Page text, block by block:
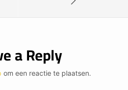
a Reply
om een reactie te plaatsen.